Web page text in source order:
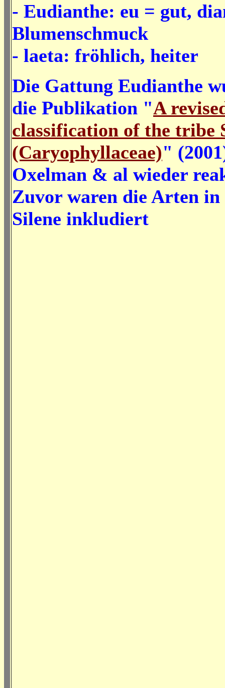
- Eudianthe: eu = gut,
Blumenschmuck
- laeta: fröhlich, heiter
Die Gattung Eudianthe
die Publikation "A
classification of the tribe
(Caryophyllaceae)"
Oxelman & al wieder
Zuvor waren die Arten
Silene inkludiert